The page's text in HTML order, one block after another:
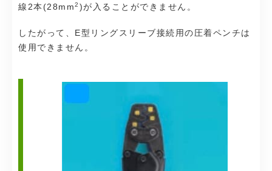
線2本(28mm2 )が入ることができません。
したがって、E型リングスリーブ接続用の圧着ペンチは
使用できません。